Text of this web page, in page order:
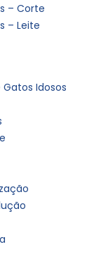
– Corte
– Leite
Gatos Idosos